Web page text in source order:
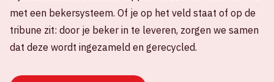
met een bekersysteem. Of je op het veld staat of op de
tribune zit: door je beker in te leveren, zorgen we samen
dat deze wordt ingezameld en gerecycled.